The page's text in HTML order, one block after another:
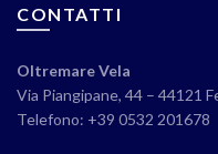
CONTATTI
Oltremare Vela
Via Piangipane, 44 – 44121
Telefono: +39 0532 201678